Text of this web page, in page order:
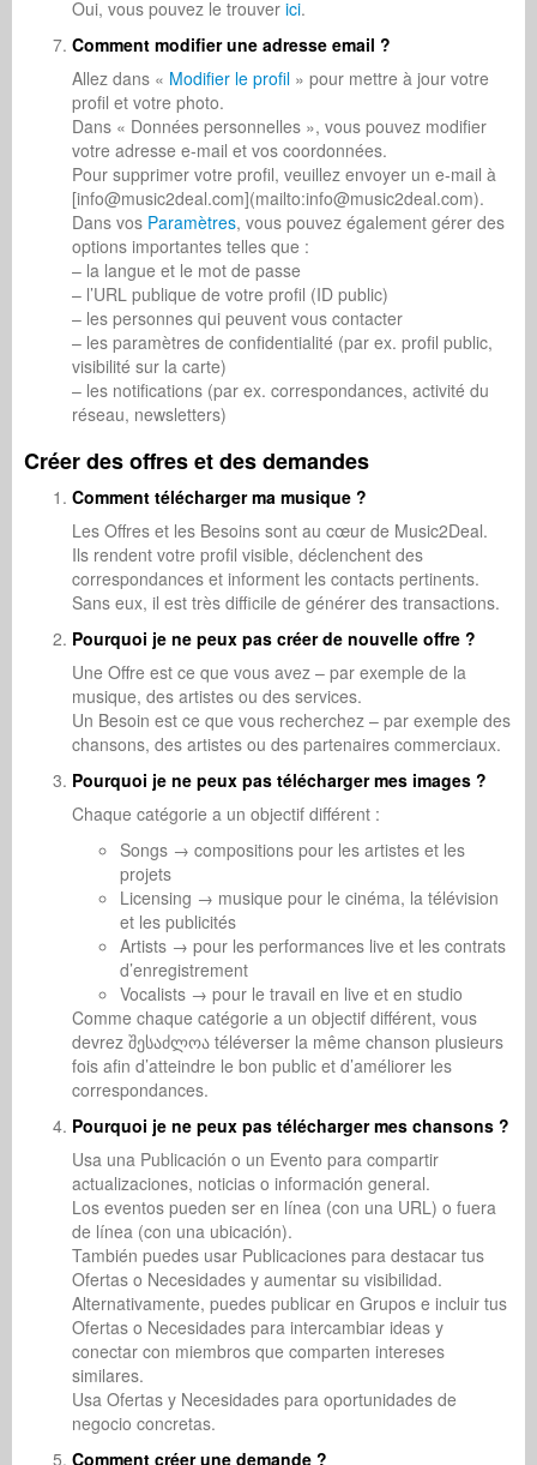
Oui, vous pouvez le trouver ici.
Comment modifier une adresse email ?
Allez dans « Modifier le profil » pour mettre à jour votre
profil et votre photo.
Dans « Données personnelles », vous pouvez modifier
votre adresse e-mail et vos coordonnées.
Pour supprimer votre profil, veuillez envoyer un e-mail à
[info@music2deal.com](mailto:info@music2deal.com).
Dans vos Paramètres, vous pouvez également gérer des
options importantes telles que :
– la langue et le mot de passe
– l’URL publique de votre profil (ID public)
– les personnes qui peuvent vous contacter
– les paramètres de confidentialité (par ex. profil public,
visibilité sur la carte)
– les notifications (par ex. correspondances, activité du
réseau, newsletters)
Créer des offres et des demandes
Comment télécharger ma musique ?
Les Offres et les Besoins sont au cœur de Music2Deal.
Ils rendent votre profil visible, déclenchent des
correspondances et informent les contacts pertinents.
Sans eux, il est très difficile de générer des transactions.
Pourquoi je ne peux pas créer de nouvelle offre ?
Une Offre est ce que vous avez – par exemple de la
musique, des artistes ou des services.
Un Besoin est ce que vous recherchez – par exemple des
chansons, des artistes ou des partenaires commerciaux.
Pourquoi je ne peux pas télécharger mes images ?
Chaque catégorie a un objectif différent :
Songs → compositions pour les artistes et les
projets
Licensing → musique pour le cinéma, la télévision
et les publicités
Artists → pour les performances live et les contrats
d’enregistrement
Vocalists → pour le travail en live et en studio
Comme chaque catégorie a un objectif différent, vous
devrez შესაძლოა téléverser la même chanson plusieurs
fois afin d’atteindre le bon public et d’améliorer les
correspondances.
Pourquoi je ne peux pas télécharger mes chansons ?
Usa una Publicación o un Evento para compartir
actualizaciones, noticias o información general.
Los eventos pueden ser en línea (con una URL) o fuera
de línea (con una ubicación).
También puedes usar Publicaciones para destacar tus
Ofertas o Necesidades y aumentar su visibilidad.
Alternativamente, puedes publicar en Grupos e incluir tus
Ofertas o Necesidades para intercambiar ideas y
conectar con miembros que comparten intereses
similares.
Usa Ofertas y Necesidades para oportunidades de
negocio concretas.
Comment créer une demande ?